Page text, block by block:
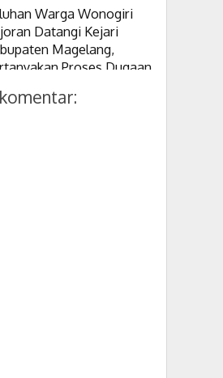
Warga Wonogiri
Datangi Kejari
Magelang,
Proses Dugaan